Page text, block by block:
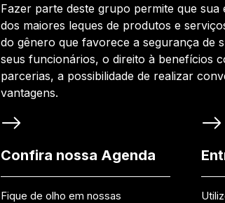
Fazer parte deste grupo permite que sua
dos maiores leques de produtos e
do gênero que favorece a segurança de
seus funcionários, o direito à benefícios
parcerias, a possibilidade de realizar
vantagens.
Confira nossa Agenda
Fique de olho em nossas